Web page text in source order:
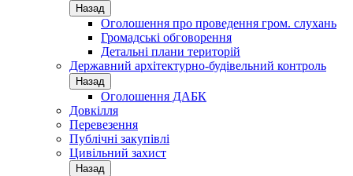
Назад
Оголошення про проведення гром. слухань
Громадські обговорення
Детальні плани територій
Державний архітектурно-будівельний контроль
Назад
Оголошення ДАБК
Довкілля
Перевезення
Публічні закупівлі
Цивільний захист
Назад